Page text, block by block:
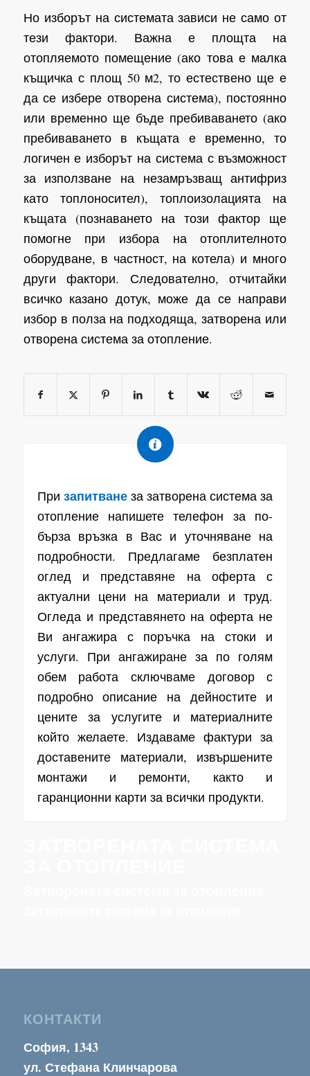
Но изборът на системата зависи не само от
тези фактори. Важна е площта на
отопляемото помещение (ако това е малка
къщичка с площ 50 м2, то естествено ще е
да се избере отворена система), постоянно
или временно ще бъде пребиваването (ако
пребиваването в къщата е временно, то
логичен е изборът на система с възможност
за използване на незамръзващ антифриз
като топлоносител), топлоизолацията на
къщата (познаването на този фактор ще
помогне при избора на отоплителното
оборудване, в частност, на котела) и много
други фактори. Следователно, отчитайки
всичко казано дотук, може да се направи
избор в полза на подходяща, затворена или
отворена система за отопление.
При запитванеза затворена система за
отопление напишете телефон за по-
бърза връзка в Вас и уточняване на
подробности. Предлагаме безплатен
оглед и представяне на оферта с
актуални цени на материали и труд.
Огледа и представянето на оферта не
Ви ангажира с поръчка на стоки и
услуги. При ангажиране за по голям
обем работа сключваме договор с
подробно описание на дейностите и
цените за услугите и материалните
който желаете. Издаваме фактури за
доставените материали, извършените
монтажи и ремонти, както и
гаранционни карти за всички продукти.
КОНТАКТИ
София, 1343
ул. Стефана Клинчарова